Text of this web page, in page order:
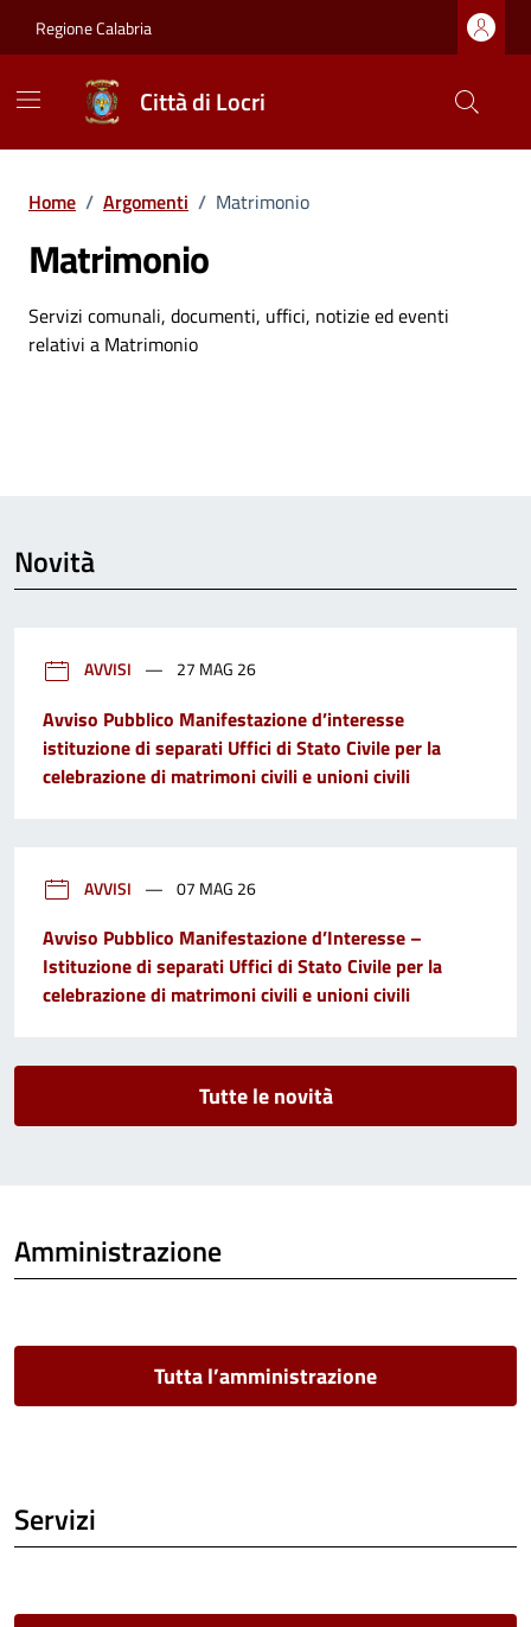
Regione Calabria
Città di Locri
Home / Argomenti / Matrimonio
Matrimonio
Dettagli dell'argomento
Servizi comunali, documenti, uffici, notizie ed eventi
relativi a Matrimonio
Novità
AVVISI 27 MAG 26
Avviso Pubblico Manifestazione d’interesse
istituzione di separati Uffici di Stato Civile per la
celebrazione di matrimoni civili e unioni civili
AVVISI 07 MAG 26
Avviso Pubblico Manifestazione d’Interesse –
Istituzione di separati Uffici di Stato Civile per la
celebrazione di matrimoni civili e unioni civili
Tutte le novità
Amministrazione
Tutta l’amministrazione
Servizi